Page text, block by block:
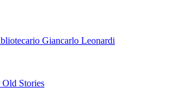
Giancarlo Leonardi
Old Stories